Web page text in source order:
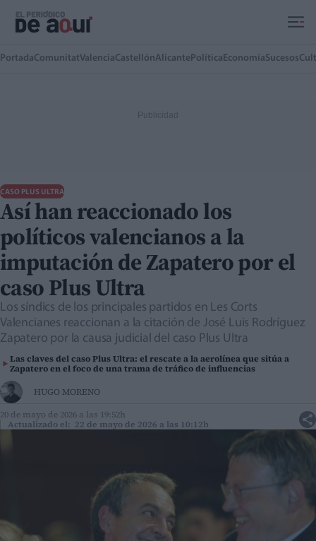
PortadaComunitatValenciaCastellónAlicante Política EconomíaSucesos
CASO PLUS ULTRA
Así han reaccionado los
políticos valencianos a la
imputación de Zapatero por el
caso Plus Ultra
Los síndics de los principales partidos en Les Corts
Valencianes reaccionan a la citación de José Luis Rodríguez
Zapatero por la causa judicial del caso Plus Ultra
Las claves del caso Plus Ultra: el rescate a la aerolínea que sitúa a
Zapatero en el foco de una trama de tráfico de influencias
HUGO MORENO
20 de mayo de 2026 a las 19:52h
Actualizado el: 22 de mayo de 2026 a las 10:12h